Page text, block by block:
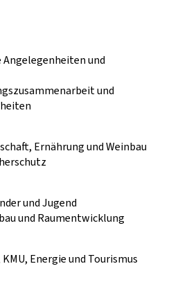
und
und
Ernährung und Weinbau
und Jugend
und Raumentwicklung
Energie und Tourismus